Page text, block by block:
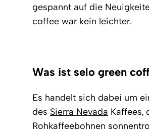
gespannt auf die
coffee war kein leichter.
Was ist selo green
Es handelt sich dabei um
des Sierra Nevada Kaffees,
Rohkaffeebohnen